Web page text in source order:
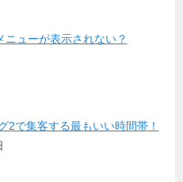
ニューが表示されない？
2で集客する最もいい時間帯！